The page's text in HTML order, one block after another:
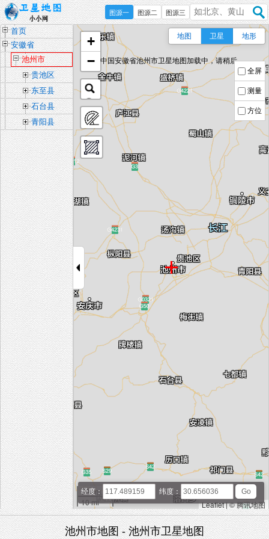
图源一 图源二 图源三
首页
安徽省
池州市
贵池区
东至县
石台县
青阳县
中国安徽省池州市卫星地图加载中，请稍后...
+
−
20 km
10 mi
Leaflet|© 腾讯地图
全屏
测量
方位
经度： 纬度：
地图 卫星 地形
池州市地图 - 池州市卫星地图